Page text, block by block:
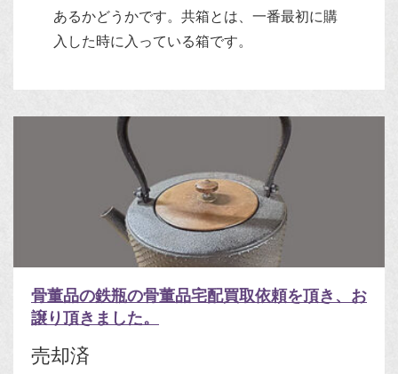
あるかどうかです。共箱とは、一番最初に購
入した時に入っている箱です。
骨董品の鉄瓶の骨董品宅配買取依頼を頂き、お
譲り頂きました。
売却済